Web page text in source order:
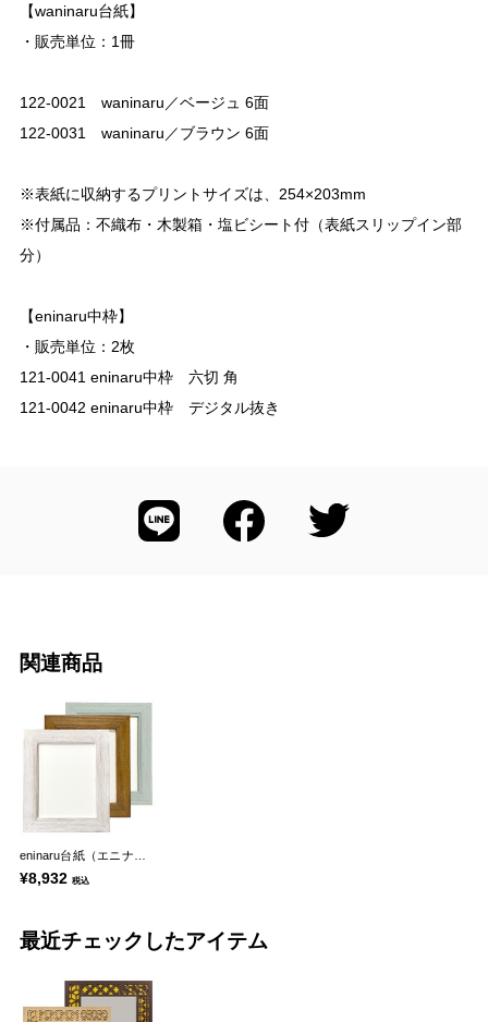
【waninaru台紙】
・販売単位：1冊
122-0021 waninaru／ベージュ 6面
122-0031 waninaru／ブラウン 6面
※表紙に収納するプリントサイズは、254×203mm
※付属品：不織布・木製箱・塩ビシート付（表紙スリップイン部
分）
【eninaru中枠】
・販売単位：2枚
121-0041 eninaru中枠 六切 角
121-0042 eninaru中枠 デジタル抜き
関連商品
¥8,932 税込
最近チェックしたアイテム